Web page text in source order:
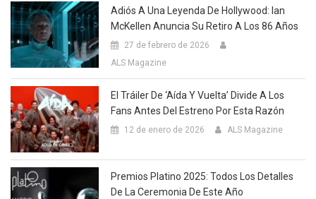
Adiós A Una Leyenda De Hollywood: Ian
McKellen Anuncia Su Retiro A Los 86 Años
27 de febrero de 2026
ALS Magazine
El Tráiler De ‘Aída Y Vuelta’ Divide A Los
Fans Antes Del Estreno Por Esta Razón
12 de enero de 2026 ALS Magazine
Premios Platino 2025: Todos Los Detalles
De La Ceremonia De Este Año